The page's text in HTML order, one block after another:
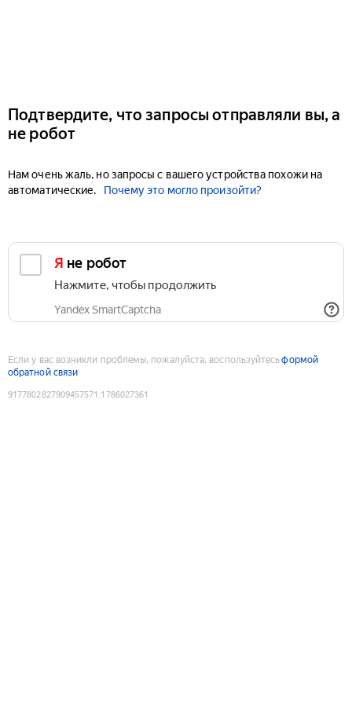
Подтвердите, что запросы отправляли вы, а
не робот
Нам очень жаль, но запросы с вашего устройства похожи на
автоматические.
Почему это могло произойти?
Я не робот
Нажмите, чтобы продолжить
Yandex SmartCaptcha
Если у вас возникли проблемы, пожалуйста, воспользуйтесьформой
обратной связи
9177802827909457571 :1786027361